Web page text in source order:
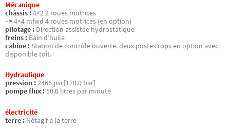
Mécanique
châssis :4×2 2 roues motrices
–>4×4 mfwd 4 roues motrices (en option)
pilotage : Direction assistée hydrostatique
freins : Bain d’huile
cabine : Station de contrôle ouverte. deux postes rops en option avec
disponible toît.
Hydraulique
pression :2466 psi [170.0 bar]
pompe flux :50.0 litres par minute
électricité
terre : Nétagif à la terre